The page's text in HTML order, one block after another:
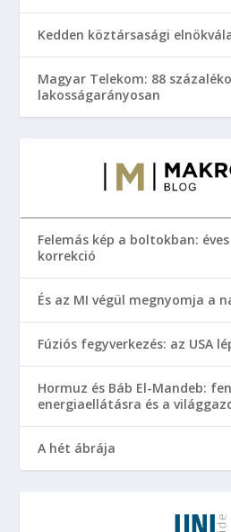
Kedden köztársasági
Magyar Telekom: 88
lakosságarányosan
Felemás kép a boltokban:
korrekció
És az MI végül megnyomja a
Fúziós fegyverkezés: az USA
Hormuz és Báb El-Mandeb:
energiaellátásra és a
A hét ábrája